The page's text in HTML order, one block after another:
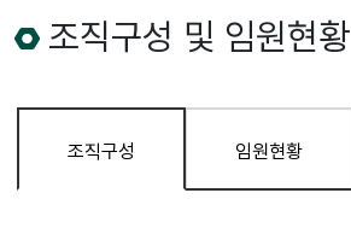
조직구성 및 임원현황
조직구성 임원현황